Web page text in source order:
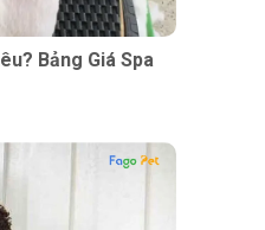
Bảng Giá Spa